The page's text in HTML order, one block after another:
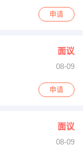
申请
面议
08-09
申请
面议
08-09